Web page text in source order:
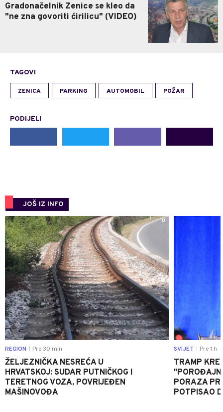
Gradonačelnik Zenice se kleo da
"ne zna govoriti ćirilicu" (VIDEO)
TAGOVI
ZENICA PARKING AUTOMOBIL POŽAR
PODIJELI
JOŠ IZ INFO
0
REGION Pre 30 min
ŽELJEZNIČKA NESREĆA U
HRVATSKOJ: SUDAR PUTNIČKOG I
TERETNOG VOZA, POVRIJEĐEN
MAŠINOVOĐA
SVIJET Pre 1 h
TRAMP
PORAZA
POTPISAO